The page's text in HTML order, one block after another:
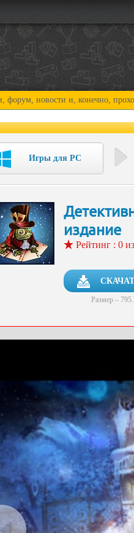
и, конечно, прохождения!
Игры для PC
издание
Рейтинг : 0
Размер –